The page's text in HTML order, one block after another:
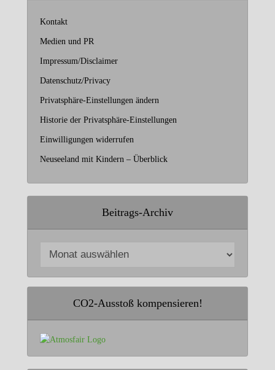
Kontakt
Medien und PR
Impressum/Disclaimer
Datenschutz/Privacy
Privatsphäre-Einstellungen ändern
Historie der Privatsphäre-Einstellungen
Einwilligungen widerrufen
Neuseeland mit Kindern – Überblick
Beitrags-Archiv
CO2-Ausstoß kompensieren!